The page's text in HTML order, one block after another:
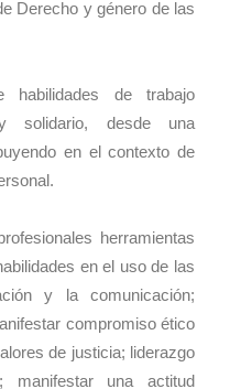
Derecho y género de las
habilidades de trabajo
solidario, desde una
en el contexto de
herramientas
en el uso de las
y la comunicación;
compromiso ético
de justicia; liderazgo
una actitud